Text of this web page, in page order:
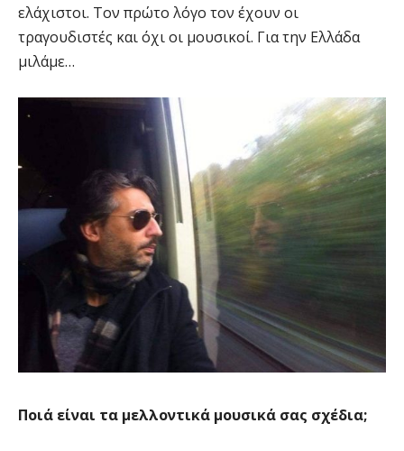
ελάχιστοι. Τον πρώτο λόγο τον έχουν οι
τραγουδιστές και όχι οι μουσικοί. Για την Ελλάδα
μιλάμε…
Ποιά είναι τα μελλοντικά μουσικά σας σχέδια;